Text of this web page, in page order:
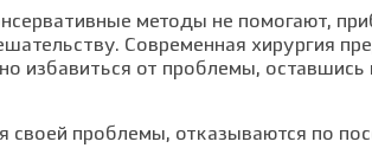
методы не помогают,
Современная хирургия
избавиться от проблемы, оставшись
своей проблемы, отказываются по